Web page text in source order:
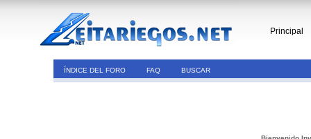
Principal
ÍNDICE DEL FORO FAQ BUSCAR